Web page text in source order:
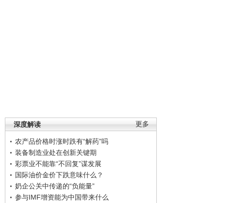
更多
深度解读
农产品价格时涨时跌有“解药”吗
装备制造业处在创新关键期
彩票业不能靠“不回复”谋发展
国际油价金价下跌意味什么？
奶企公关中传递的“负能量”
参与IMF增资能为中国带来什么